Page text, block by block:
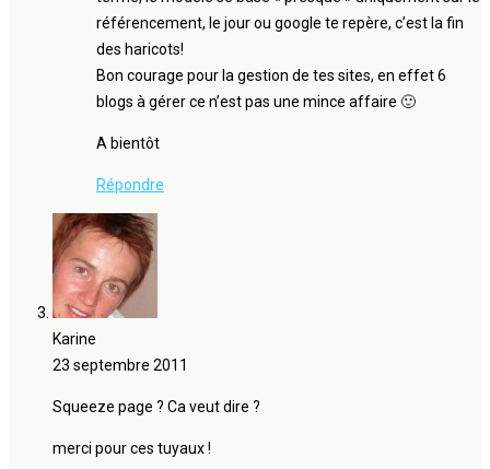
référencement, le jour ou google te repère, c’est la fin
des haricots!
Bon courage pour la gestion de tes sites, en effet 6
blogs à gérer ce n’est pas une mince affaire 🙂
A bientôt
Répondre
Karine
23 septembre 2011
Squeeze page ? Ca veut dire ?
merci pour ces tuyaux !